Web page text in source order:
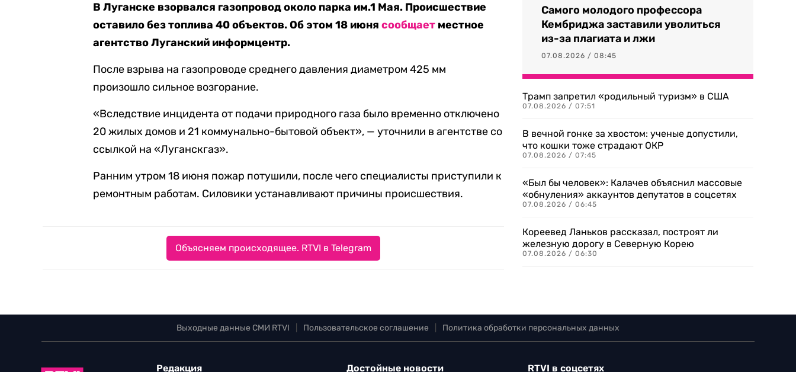
В Луганске взорвался газопровод около парка им.1 Мая. Происшествие
оставило без топлива 40 объектов. Об этом 18 июнясообщает местное
агентство Луганский информцентр.
После взрыва на газопроводе среднего давления диаметром 425 мм
произошло сильное возгорание.
«Вследствие инцидента от подачи природного газа было временно отключено
20 жилых домов и 21 коммунально-бытовой объект», — уточнили в агентстве со
ссылкой на «Луганскгаз».
Ранним утром 18 июня пожар потушили, после чего специалисты приступили к
ремонтным работам. Силовики устанавливают причины происшествия.
Объясняем происходящее. RTVI в Telegram
Самого молодого профессора
Кембриджа заставили уволиться
из-за плагиата и лжи
07.08.2026 / 08:45
Трамп запретил «родильный туризм» в США
07.08.2026 / 07:51
В вечной гонке за хвостом: ученые допустили,
что кошки тоже страдают ОКР
07.08.2026 / 07:45
«Был бы человек»: Калачев объяснил массовые
«обнуления» аккаунтов депутатов в соцсетях
07.08.2026 / 06:45
Кореевед Ланьков рассказал, построят ли
железную дорогу в Северную Корею
07.08.2026 / 06:30
Выходные данные СМИ RTVI Пользовательское соглашение Политика обработки персональных данных
Редакция Достойные новости RTVI в соцсетях